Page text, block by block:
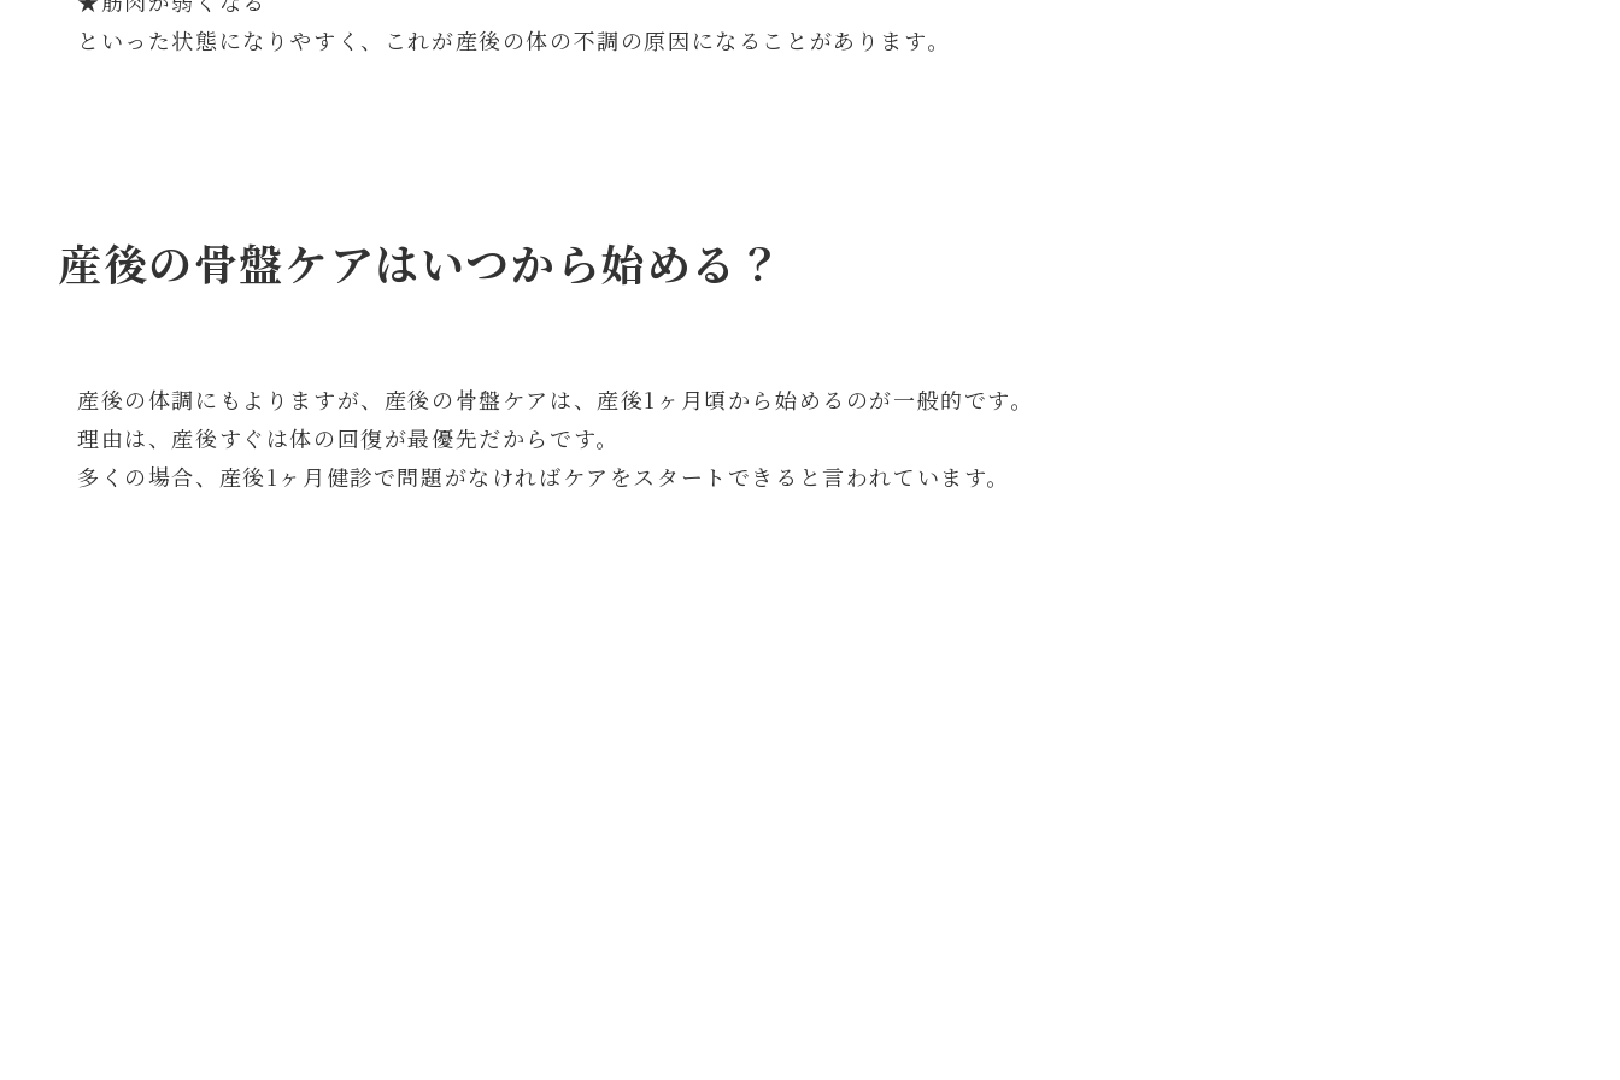
といった状態になりやすく、これが産後の体の不調の原因になることがあります。
産後の骨盤ケアはいつから始める？
産後の体調にもよりますが、産後の骨盤ケアは、産後1ヶ月頃から始めるのが一般的です。
理由は、産後すぐは体の回復が最優先だからです。
多くの場合、産後1ヶ月健診で問題がなければケアをスタートできると言われています。